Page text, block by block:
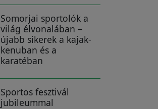
Somorjai sportolók a
világ élvonalában –
újabb sikerek a kajak-
kenuban és a
karatéban
Sportos fesztivál
jubileummal